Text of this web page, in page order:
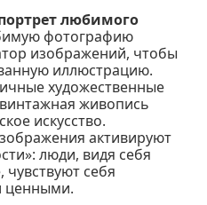
любимого
фотографию
изображений, чтобы
иллюстрацию.
художественные
живопись
искусство.
активируют
люди, видя себя
себя
ценными.